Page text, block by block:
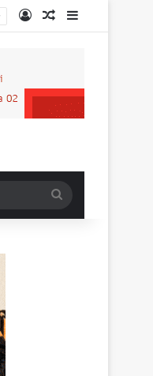
EntrarArtigo aleatório
por